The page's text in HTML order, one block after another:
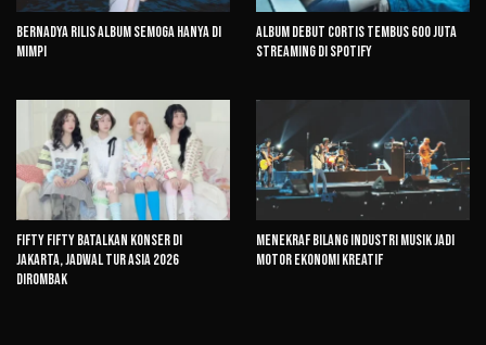
Bernadya Rilis Album Semoga Hanya di
Mimpi
Album Debut CORTIS Tembus 600 Juta
Streaming di Spotify
FIFTY FIFTY Batalkan Konser di
Jakarta, Jadwal Tur Asia 2026
Dirombak
Menekraf Bilang Industri Musik Jadi
Motor Ekonomi Kreatif